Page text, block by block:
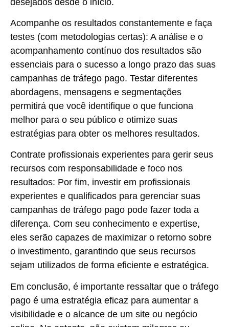
Acompanhe os resultados constantemente e faça
testes (com metodologias certas): A análise e o
acompanhamento contínuo dos resultados são
essenciais para o sucesso a longo prazo das suas
campanhas de tráfego pago. Testar diferentes
abordagens, mensagens e segmentações
permitirá que você identifique o que funciona
melhor para o seu público e otimize suas
estratégias para obter os melhores resultados.
Contrate profissionais experientes para gerir seus
recursos com responsabilidade e foco nos
resultados: Por fim, investir em profissionais
experientes e qualificados para gerenciar suas
campanhas de tráfego pago pode fazer toda a
diferença. Com seu conhecimento e expertise,
eles serão capazes de maximizar o retorno sobre
o investimento, garantindo que seus recursos
sejam utilizados de forma eficiente e estratégica.
Em conclusão, é importante ressaltar que o tráfego
pago é uma estratégia eficaz para aumentar a
visibilidade e o alcance de um site ou negócio